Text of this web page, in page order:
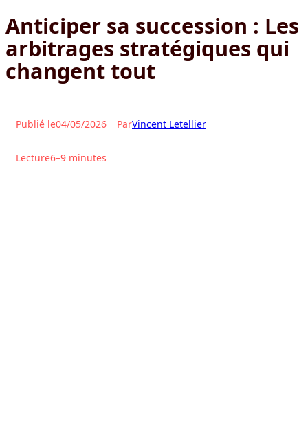
Anticiper sa succession : Les
arbitrages stratégiques qui
changent tout
Publié le04/05/2026 ParVincent Letellier
Lecture6–9 minutes